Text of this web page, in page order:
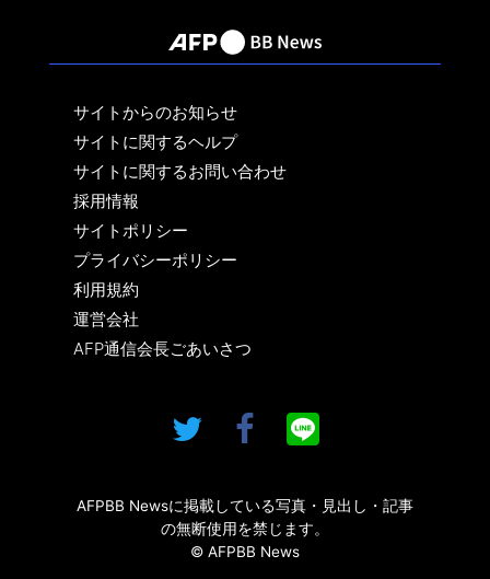
サイトからのお知らせ
サイトに関するヘルプ
サイトに関するお問い合わせ
採用情報
サイトポリシー
プライバシーポリシー
利用規約
運営会社
AFP通信会長ごあいさつ
AFPBB Newsに掲載している写真・見出し・記事
の無断使用を禁じます。
© AFPBB News